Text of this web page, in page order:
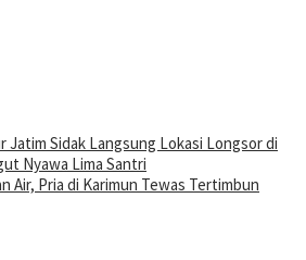
Jatim Sidak Langsung Lokasi Longsor di
Nyawa Lima Santri
Air, Pria di Karimun Tewas Tertimbun